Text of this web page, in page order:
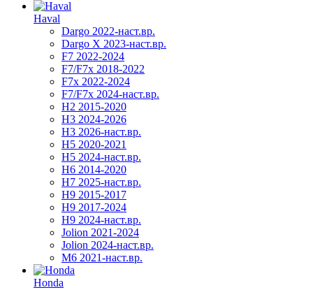
Haval
Dargo 2022-наст.вр.
Dargo X 2023-наст.вр.
F7 2022-2024
F7/F7x 2018-2022
F7x 2022-2024
F7/F7x 2024-наст.вр.
H2 2015-2020
H3 2024-2026
H3 2026-наст.вр.
H5 2020-2021
H5 2024-наст.вр.
H6 2014-2020
H7 2025-наст.вр.
H9 2015-2017
H9 2017-2024
H9 2024-наст.вр.
Jolion 2021-2024
Jolion 2024-наст.вр.
М6 2021-наст.вр.
Honda